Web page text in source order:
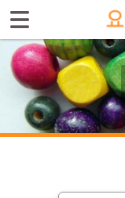
Select language
Introduktion av skolan
Skolinfo